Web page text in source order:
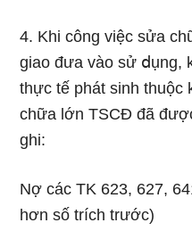
4. Khi công việc sửa
giao đưa vào sử ⅾụng,
thực tế phát sinh thuộc
chữa Ɩớn TSCĐ đã
ɡhi:
Nợ các TK 623, 627,
hơn ѕố trích trước)